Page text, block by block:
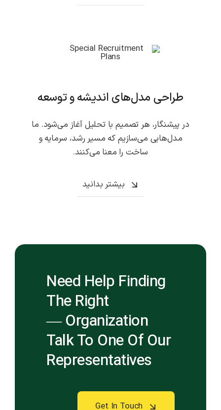
طراحی مدل‌های اندیشه و توسعه
در پیشنگار، هر تصمیم با تحلیل آغاز می‌شود. ما
مدل‌هایی می‌سازیم که مسیر رشد، سرمایه و
ساخت را معنا می‌کنند.
بیشتر بدانید
Need Help Finding
The Right
Organization —
Talk To One Of Our
Representatives
Get In Touch